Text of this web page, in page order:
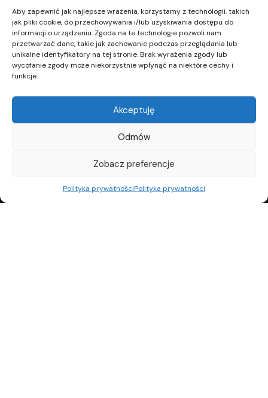
Aby zapewnić jak najlepsze wrażenia, korzystamy z technologii, takich
jak pliki cookie, do przechowywania i/lub uzyskiwania dostępu do
informacji o urządzeniu. Zgoda na te technologie pozwoli nam
przetwarzać dane, takie jak zachowanie podczas przeglądania lub
unikalne identyfikatory na tej stronie. Brak wyrażenia zgody lub
wycofanie zgody może niekorzystnie wpłynąć na niektóre cechy i
funkcje.
Akceptuję
Odmów
Zobacz preferencje
Polityka prywatnościPolityka prywatności